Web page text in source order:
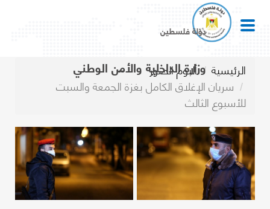
دولة فلسطين
وزارة الداخلية والأمن الوطني الرئيسية ألبوم الصور
سريان الإغلاق الكامل بغزة الجمعة والسبت
للأسبوع الثالث